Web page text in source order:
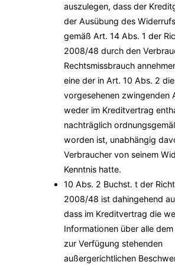
auszulegen, dass der
der Ausübung des
gemäß Art. 14 Abs. 1 der
2008/48 durch den
Rechtsmissbrauch
eine der in Art. 10 Abs. 2
vorgesehenen zwingenden
weder im Kreditvertrag
nachträglich
worden ist, unabhängig
Verbraucher von seinem
Kenntnis hatte.
10 Abs. 2 Buchst. t der
2008/48 ist dahingehend
dass im Kreditvertrag die
Informationen über alle
zur Verfügung stehenden
außergerichtlichen